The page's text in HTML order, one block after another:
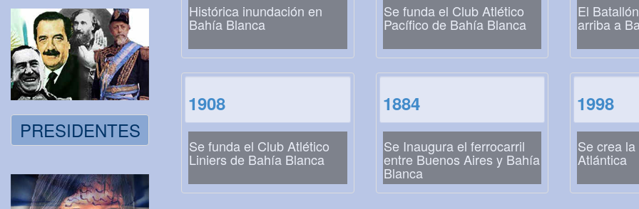
PRESIDENTES
Histórica inundación en
Bahía Blanca
Se funda el Club Atlético
Pacífico de Bahía Blanca
El
arriba a
1908
Se funda el Club Atlético
Liniers de Bahía Blanca
1884
Se Inaugura el ferrocarril
entre Buenos Aires y Bahía
Blanca
1998
Se crea
Atlántica